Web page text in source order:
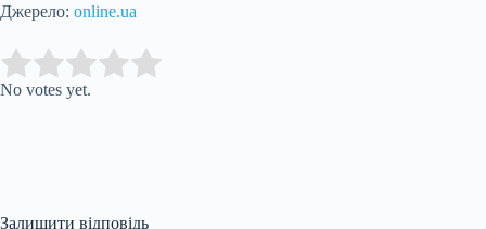
Джерело: online.ua
Rate thisitem:
No votes yet.
Залишити відповідь